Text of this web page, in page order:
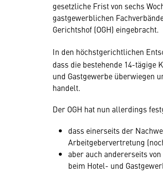
gesetzliche Frist von sechs
gastgewerblichen
Gerichtshof (OGH) eingebracht.
In den höchstgerichtlichen
dass die bestehende 14-tägige
und Gastgewerbe überwiegen
handelt.
Der OGH hat nun allerdings
dass einerseits der
Arbeitgebervertretung
aber auch andererseits
beim Hotel- und